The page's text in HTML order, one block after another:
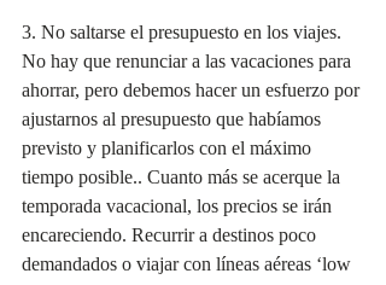
3. No saltarse el presupuesto en los viajes.
No hay que renunciar a las vacaciones para
ahorrar, pero debemos hacer un esfuerzo por
ajustarnos al presupuesto que habíamos
previsto y planificarlos con el máximo
tiempo posible.. Cuanto más se acerque la
temporada vacacional, los precios se irán
encareciendo. Recurrir a destinos poco
demandados o viajar con líneas aéreas ‘low